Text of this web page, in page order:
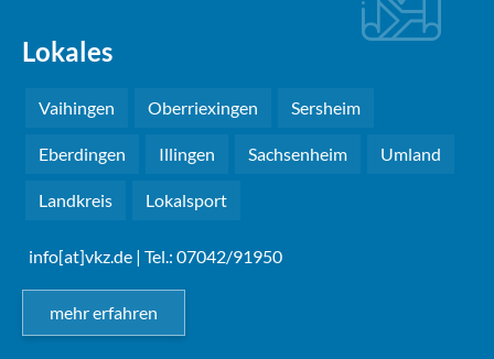
Lokales
Vaihingen Oberriexingen Sersheim
Eberdingen Illingen Sachsenheim Umland
Landkreis Lokalsport
info[at]vkz.de | Tel.: 07042/91950
mehr erfahren